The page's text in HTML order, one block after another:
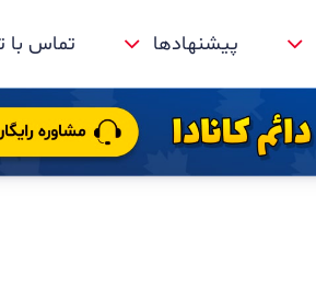
پیشنهادها تماس با